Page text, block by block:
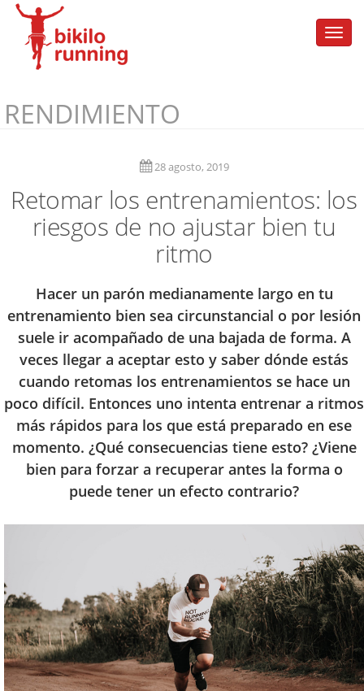
RENDIMIENTO
28 agosto, 2019
Retomar los entrenamientos: los
riesgos de no ajustar bien tu
ritmo
Hacer un parón medianamente largo en tu
entrenamiento bien sea circunstancial o por lesión
suele ir acompañado de una bajada de forma. A
veces llegar a aceptar esto y saber dónde estás
cuando retomas los entrenamientos se hace un
poco difícil. Entonces uno intenta entrenar a ritmos
más rápidos para los que está preparado en ese
momento. ¿Qué consecuencias tiene esto? ¿Viene
bien para forzar a recuperar antes la forma o
puede tener un efecto contrario?